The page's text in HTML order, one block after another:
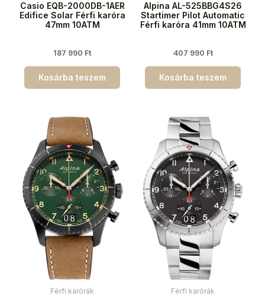
Casio EQB-2000DB-1AER
Edifice Solar Férfi karóra
47mm 10ATM
187 990 Ft
Kosárba teszem
Alpina AL-525BBG4S26
Startimer Pilot Automatic
Férfi karóra 41mm 10ATM
407 990 Ft
Kosárba teszem
Férfi karórák Férfi karórák